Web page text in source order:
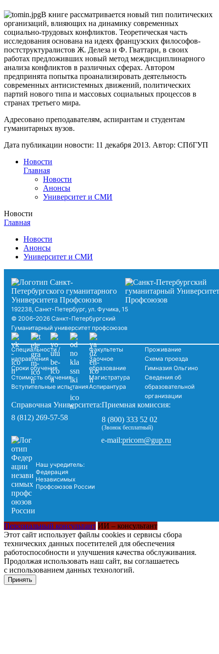
В книге рассматривается новый тип политических
организаций, влияющих на динамику современных
социально-трудовых конфликтов. Теоретическая часть
исследования основана на идеях французских философов-
постструктуралистов Ж. Делеза и Ф. Гваттари, в своих
работах предложивших новый метод междисциплинарного
анализа конфликтов в различных сферах. Автором
предпринята попытка проанализировать деятельность
современных антисистемных движений, политических
партий нового типа и массовых социальных процессов в
странах третьего мира.
Адресовано преподавателям, аспирантам и студентам
гуманитарных вузов.
Дата публикации новости: 11 декабря 2013. Автор: СПбГУП
Новости
Главная
Новости
Анонсы
Университет и СМИ
Новости
Главная
Новости
Анонсы
Университет и СМИ
192238, Санкт-Петербург, ул. Фучика, 15
© 2006–2026 Санкт-Петербургский
Гуманитарный университет профсоюзов
Специальности /
направления
Сроки обучения
Стоимость обучения
Вступительные испытания
Факультеты
Заочное
образование
Магистратура
Аспирантура
Проживание
Схема проезда
Гимназия Ольгино
Сведения об
образовательной
организации
Справочная Университета:
8 (812) 269-57-58
Приемная комиссия:
8 (800) 333 52 02
(Звонок бесплатный)
Наш учредитель:
Федерация
Независимых
Профсоюзов России
e-mail:pricom@gup.ru
Персональный консультант ИИ – консультант
Этот сайт использует файлы cookies и сервисы сбора
технических данных посетителей для обеспечения
работоспособности и улучшения качества обслуживания.
Продолжая использовать наш сайт, вы соглашаетесь
с использованием данных технологий.
Принять